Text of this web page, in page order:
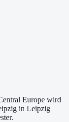
Europe wird
in Leipzig